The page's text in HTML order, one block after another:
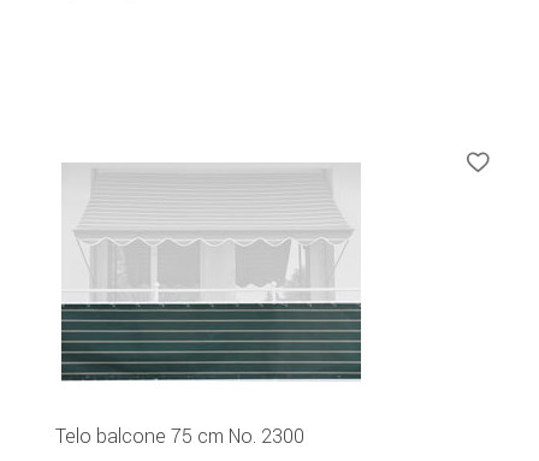
Telo balcone 75 cm No. 2300